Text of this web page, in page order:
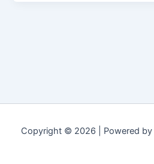
Copyright © 2026 | Powered by